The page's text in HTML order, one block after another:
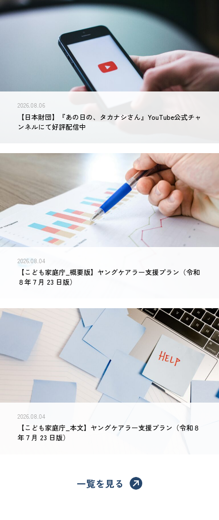
2026.08.06
【日本財団】『あの日の、タカナシさん』YouTube公式チャ
ンネルにて好評配信中
2026.08.04
【こども家庭庁_概要版】ヤングケアラー支援プラン（令和
８年７月 23 日版）
2026.08.04
【こども家庭庁_本文】ヤングケアラー支援プラン（令和８
年７月 23 日版）